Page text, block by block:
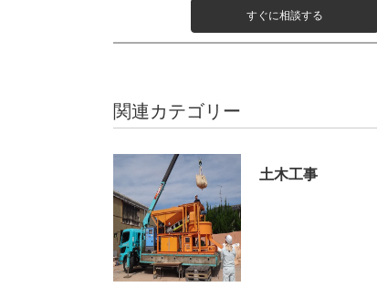
すぐに相談する
関連カテゴリー
土木工事